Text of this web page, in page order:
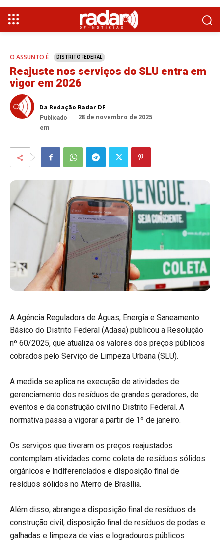
O ASSUNTO É DISTRITO FEDERAL
Reajuste nos serviços do SLU entra em
vigor em 2026
Da Redação Radar DF
Publicado
em
28 de novembro de 2025
A Agência Reguladora de Águas, Energia e Saneamento
Básico do Distrito Federal (Adasa) publicou a Resolução
nº 60/2025, que atualiza os valores dos preços públicos
cobrados pelo Serviço de Limpeza Urbana (SLU).
A medida se aplica na execução de atividades de
gerenciamento dos resíduos de grandes geradores, de
eventos e da construção civil no Distrito Federal. A
normativa passa a vigorar a partir de 1º de janeiro.
Os serviços que tiveram os preços reajustados
contemplam atividades como coleta de resíduos sólidos
orgânicos e indiferenciados e disposição final de
resíduos sólidos no Aterro de Brasília.
Além disso, abrange a disposição final de resíduos da
construção civil, disposição final de resíduos de podas e
galhadas e limpeza de vias e logradouros públicos